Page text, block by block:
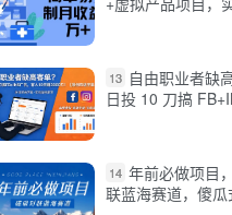
13 自由职业者缺
日投 10 刀搞
14 年前必做项目
联蓝海赛道，傻瓜